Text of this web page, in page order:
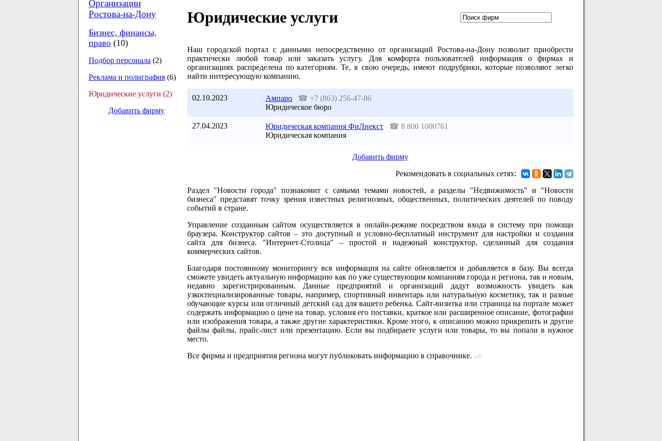
Организации
Ростова-на-Дону
Бизнес, финансы,
право (10)
Подбор персонала (2)
Реклама и полиграфия (6)
Юридические услуги (2)
Добавить фирму
Юридические услуги
Наш городской портал с данными непосредственно от организаций Ростова-на-Дону позволит приобрести
практически любой товар или заказать услугу. Для комфорта пользователей информация о фирмах и
организациях распределена по категориям. Те, в свою очередь, имеют подрубрики, которые позволяют легко
найти интересующую компанию.
02.10.2023 Ампаро ☎ +7 (863) 256-47-86
Юридическое бюро
27.04.2023 Юридическая компания ФиЛнекст ☎ 8 800 1000761
Юридическая компания
Добавить фирму
Рекомендовать в социальных сетях:
Раздел "Новости города" познакомит с самыми темами новостей, а разделы "Недвижимость" и "Новости
бизнеса" представят точку зрения известных религиозных, общественных, политических деятелей по поводу
событий в стране.
Управление созданным сайтом осуществляется в онлайн-режиме посредством входа в систему при помощи
браузера. Конструктор сайтов – это доступный и условно-бесплатный инструмент для настройки и создания
сайта для бизнеса. "Интернет-Столица" – простой и надежный конструктор, сделанный для создания
коммерческих сайтов.
Благодаря постоянному мониторингу вся информация на сайте обновляется и добавляется в базу. Вы всегда
сможете увидеть актуальную информацию как по уже существующим компаниям города и региона, так и новым,
недавно зарегистрированным. Данные предприятий и организаций дадут возможность увидеть как
узкоспециализированные товары, например, спортивный инвентарь или натуральную косметику, так и разные
обучающие курсы или отличный детский сад для вашего ребенка. Сайт-визитка или страница на портале может
содержать информацию о цене на товар, условия его поставки, краткое или расширенное описание, фотографии
или изображения товара, а также другие характеристики. Кроме этого, к описанию можно прикрепить и другие
файлы файлы, прайс-лист или презентацию. Если вы подбираете услуги или товары, то вы попали в нужное
место.
Все фирмы и предприятия региона могут публиковать информацию в справочнике. xs8